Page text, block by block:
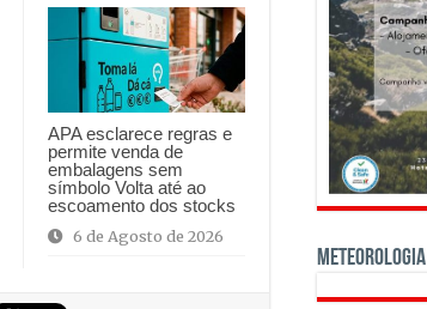
APA esclarece regras e
permite venda de
embalagens sem
símbolo Volta até ao
escoamento dos stocks
6 de Agosto de 2026
Meteorologia